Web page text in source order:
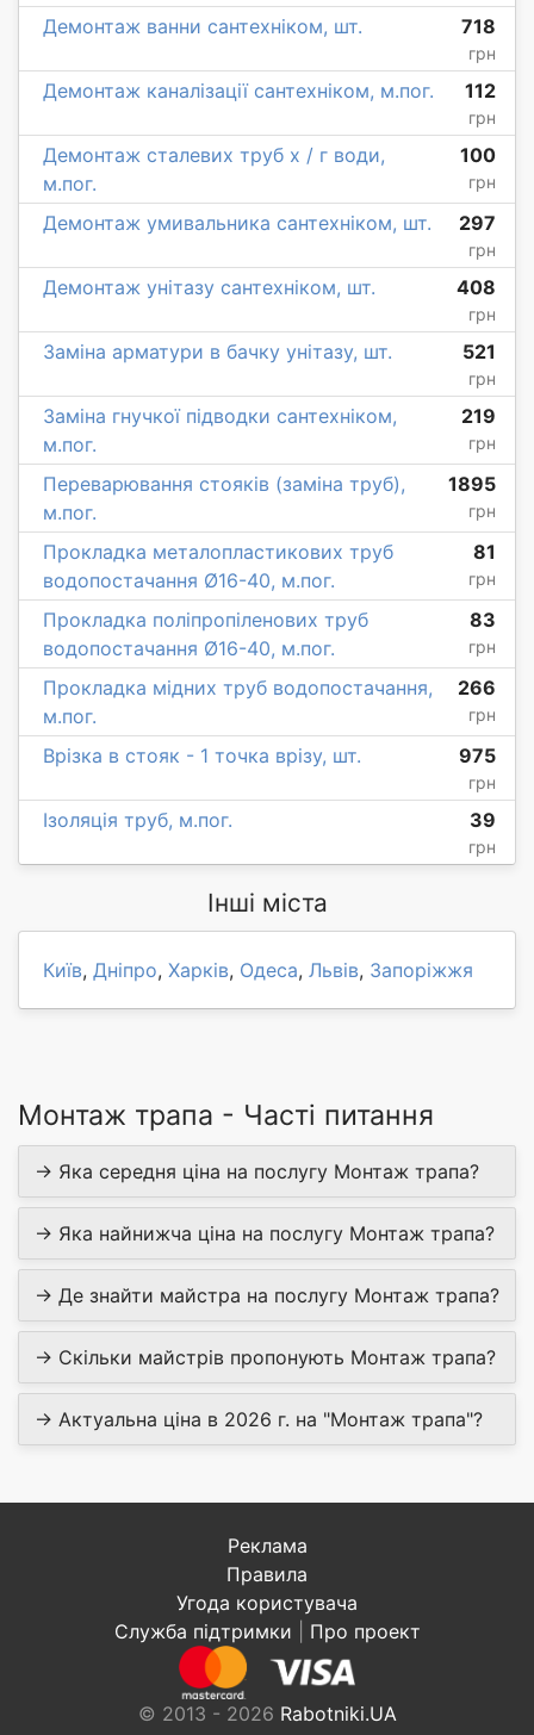
Демонтаж ванни сантехніком, шт. 718
грн
Демонтаж каналізації сантехніком, м.пог. 112
грн
Демонтаж сталевих труб х / г води,
м.пог.
100
грн
Демонтаж умивальника сантехніком, шт. 297
грн
Демонтаж унітазу сантехніком, шт. 408
грн
Заміна арматури в бачку унітазу, шт. 521
грн
Заміна гнучкої підводки сантехніком,
м.пог.
219
грн
Переварювання стояків (заміна труб),
м.пог.
1895
грн
Прокладка металопластикових труб
водопостачання Ø16-40, м.пог.
81
грн
Прокладка поліпропіленових труб
водопостачання Ø16-40, м.пог.
83
грн
Прокладка мідних труб водопостачання,
м.пог.
266
грн
Врізка в стояк - 1 точка врізу, шт. 975
грн
Ізоляція труб, м.пог. 39
грн
Інші міста
Київ, Дніпро, Харків, Одеса, Львів, Запоріжжя
Монтаж трапа - Часті питання
→ Яка середня ціна на послугу Монтаж трапа?
→ Яка найнижча ціна на послугу Монтаж трапа?
→ Де знайти майстра на послугу Монтаж трапа?
→ Скільки майстрів пропонують Монтаж трапа?
→ Актуальна ціна в 2026 г. на "Монтаж трапа"?
Реклама
Правила
Угода користувача
Служба підтримки
Про проект
© 2013 - 2026 Rabotniki.UA